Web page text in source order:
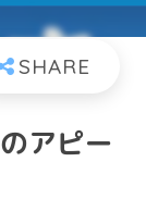
アピー